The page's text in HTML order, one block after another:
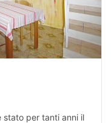
stato per tanti anni il